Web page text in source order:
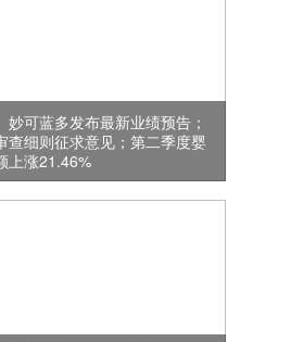
可蓝多发布最新业绩预告；
查细则征求意见；第二季度婴
上涨21.46%